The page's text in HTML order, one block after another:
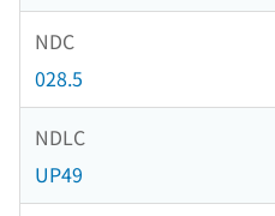
NDC
028.5
NDLC
UP49